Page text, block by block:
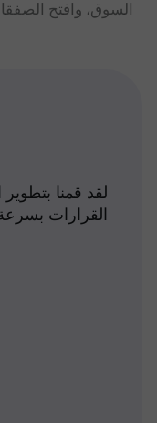
السوق، وافتح
لقد قمنا
القرارات